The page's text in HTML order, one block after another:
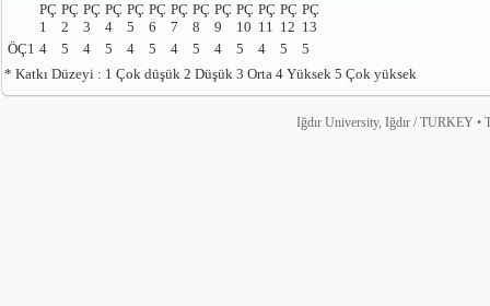
PÇ
1
PÇ
2
PÇ
3
PÇ
4
PÇ
5
PÇ
6
PÇ
7
PÇ
8
PÇ
9
PÇ
10
PÇ
11
PÇ
12
PÇ
13
ÖÇ1 4 5 4 5 4 5 4 5 4 5 4 5
5
* Katkı Düzeyi : 1 Çok düşük 2 Düşük 3 Orta 4 Yüksek 5 Çok yüksek
Iğdır University, Iğdır / TURKEY •